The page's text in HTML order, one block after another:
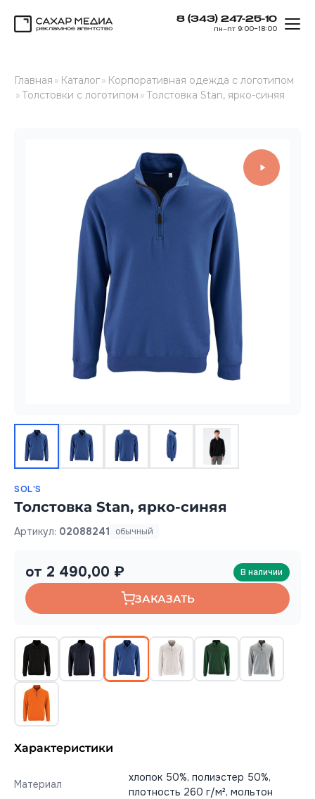
8 (343) 247-25-10
пн–пт 9:00–18:00
Главная » Каталог» Корпоративная одежда с логотипом
»Толстовки с логотипом »Толстовка Stan, ярко-синяя
SOL'S
Толстовка Stan, ярко-синяя
Артикул: 02088241 обычный
от 2 490,00 ₽ В наличии
ЗАКАЗАТЬ
Характеристики
Материал
хлопок 50%, полиэстер 50%,
плотность 260 г/м², мольтон